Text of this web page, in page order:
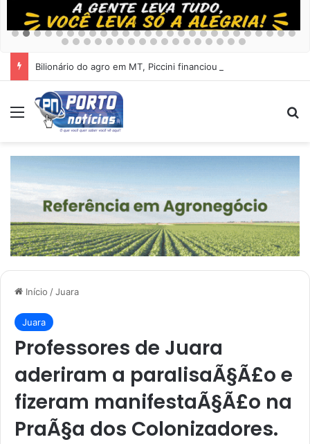
Menu
Início /Juara
Juara
Professores de Juara
aderiram a paralisaÃ§Ã£o e
fizeram manifestaÃ§Ã£o na
PraÃ§a dos Colonizadores.